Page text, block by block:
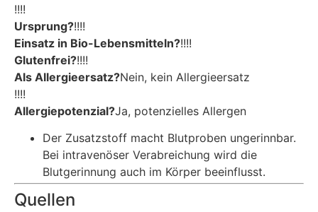
!!!!
Ursprung?!!!!
Einsatz in Bio-Lebensmitteln?!!!!
Glutenfrei?!!!!
Als Allergieersatz?Nein, kein Allergieersatz
!!!!
Allergiepotenzial?Ja, potenzielles Allergen
Der Zusatzstoff macht Blutproben ungerinnbar.
Bei intravenöser Verabreichung wird die
Blutgerinnung auch im Körper beeinflusst.
Quellen